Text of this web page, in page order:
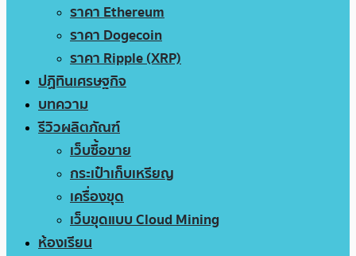
ราคา Ethereum
ราคา Dogecoin
ราคา Ripple (XRP)
ปฏิทินเศรษฐกิจ
บทความ
รีวิวผลิตภัณฑ์
เว็บซื้อขาย
กระเป๋าเก็บเหรียญ
เครื่องขุด
เว็บขุดแบบ Cloud Mining
ห้องเรียน